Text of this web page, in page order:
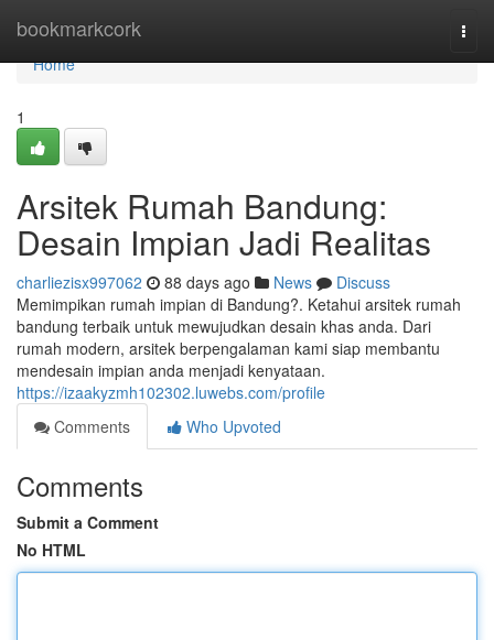
bookmarkcork
Home
Home
1
Arsitek Rumah Bandung:
Desain Impian Jadi Realitas
charliezisx997062 88 days ago News
Discuss
Memimpikan rumah impian di Bandung?. Ketahui arsitek rumah
bandung terbaik untuk mewujudkan desain khas anda. Dari
rumah modern, arsitek berpengalaman kami siap membantu
mendesain impian anda menjadi kenyataan.
https://izaakyzmh102302.luwebs.com/profile
Comments
Who Upvoted
Comments
Submit a Comment
No HTML